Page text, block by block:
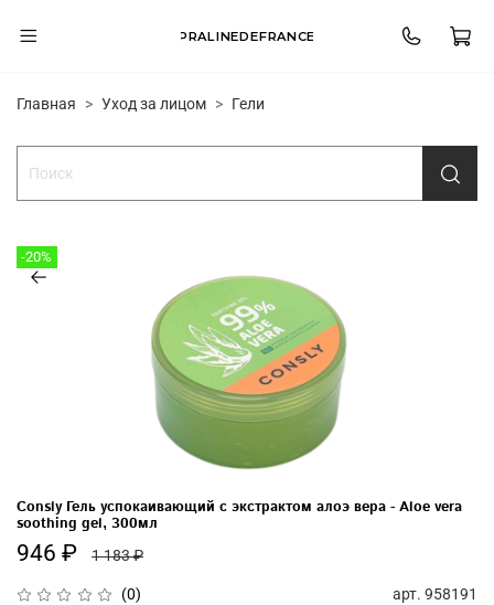
PRALINEDEFRANCE
Главная Уход за лицом Гели
-20%
(0) арт. 958191
Consly Гель успокаивающий с экстрактом алоэ вера - Aloe vera
soothing gel, 300мл
946 ₽ 1 183 ₽